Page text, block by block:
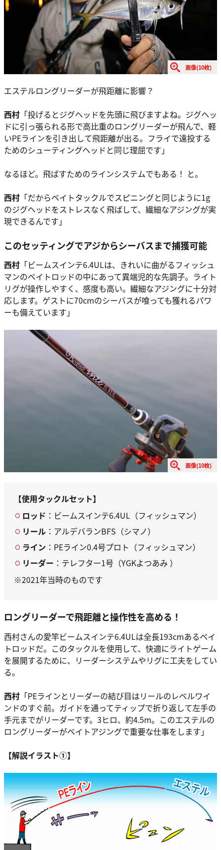
画像(10枚)
エステルロングリーダーが飛距離に影響？
西村 「投げるとジグヘッドを先頭に飛びますよね。ジグヘッ
ドに引っ張られる形で高比重のロングリーダーが飛んで、軽
いPEラインを引き出して飛距離が出る。フライで遠投する
ためのシューティングヘッドと同じ理屈です」
なるほど。飛ばすためのラインシステムでもある！ と。
西村 「だからベイトタックルでスピニングと同じように1g
のジグヘッドをストレスなく飛ばして、繊細なアジングが実
現できるんです」
このセッティングでアジからシーバスまで捕獲可能
西村 「ビームスインテ6.4ULは、きれいに曲がるフィッシュ
マンのベイトロッドの中にあって異端児的な先調子。ライト
リグが操作しやすく、感度も高い。繊細なアジングに十分対
応します。ゲストに70cmのシーバスが喰っても獲れるパワ
ーも備えています」
画像(10枚)
【使用タックルセット】
ロッド ：ビームスインテ6.4UL（フィッシュマン）
リール ：アルデバランBFS（シマノ）
ライン ：PEライン0.4号プロト（フィッシュマン）
リーダー ：テレフター1号（YGKよつあみ ）
※2021年当時のものです
ロングリーダーで飛距離と操作性を高める！
西村さんの愛竿ビームスインテ6.4ULは全長193cmあるベイ
トロッドだ。このタックルを使用して、快適にライトゲーム
を展開するために、リーダーシステムやリグに工夫をしてい
る。
西村 「PEラインとリーダーの結び目はリールのレベルワイ
ンドのすぐ前。ガイドを通ってティップで折り返して左手の
手元までがリーダーです。3ヒロ、約4.5m。このエステルの
ロングリーダーがベイトアジングで重要な仕事をします」
【解説イラスト①】